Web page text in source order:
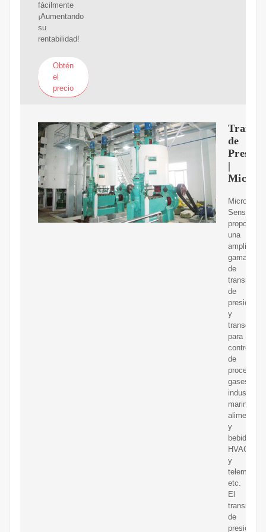
fácilmente
¡Aumentando
su
rentabilidad!
Obtén
el
precio
de
Presión
|
Micro
Sensor
una
amplia
gama
de
de
presión
y
para
control
de
procesos,
gases
marinos,
alimentos
y
bebidas,
HVAC
y
telemetría,
etc.
El
transmisor
de
presión